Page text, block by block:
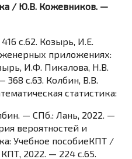
/ Ю.В. Кожевников. —
c.62. Козырь, И.Е.
приложениях:
И.Ф. Пикалова, Н.В.
368 c.63. Колбин, В.В.
статистика:
— СПб.: Лань, 2022. —
вероятностей и
Учебное пособиеКПТ /
2022. — 224 c.65.